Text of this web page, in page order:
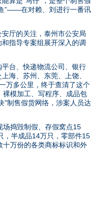
”——在对赖、刘进行一番讯
厅的关注，泰州市公安局
指导专案组展开深入的调
台、快递物流公司、银行
海、苏州、东莞、上饶、
万多公里，终于查清了这个
模加工、写程序、成品包
”制售假货网络，涉案人员达
捣毁制假、存假窝点15
，半成品14万只，零部件15
万份的各类商标标识和外